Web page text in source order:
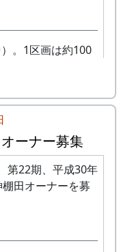
。1区画は約100
り組み、自然と
地域になじめるか
。
。
えた場合は、アン
会で書類選考さ
み下さい（FAX
ーナー募集
第22期、平成30年
田オーナーを募